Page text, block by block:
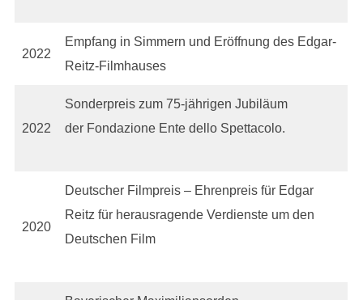
2022
Empfang in Simmern und Eröffnung des Edgar-
Reitz-Filmhauses
2022
Sonderpreis zum 75-jährigen Jubiläum
der Fondazione Ente dello Spettacolo.
2020
Deutscher Filmpreis – Ehrenpreis für Edgar
Reitz für herausragende Verdienste um den
Deutschen Film